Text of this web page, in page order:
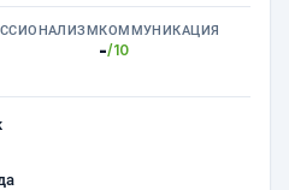
КОММУНИКАЦИЯ
-/10